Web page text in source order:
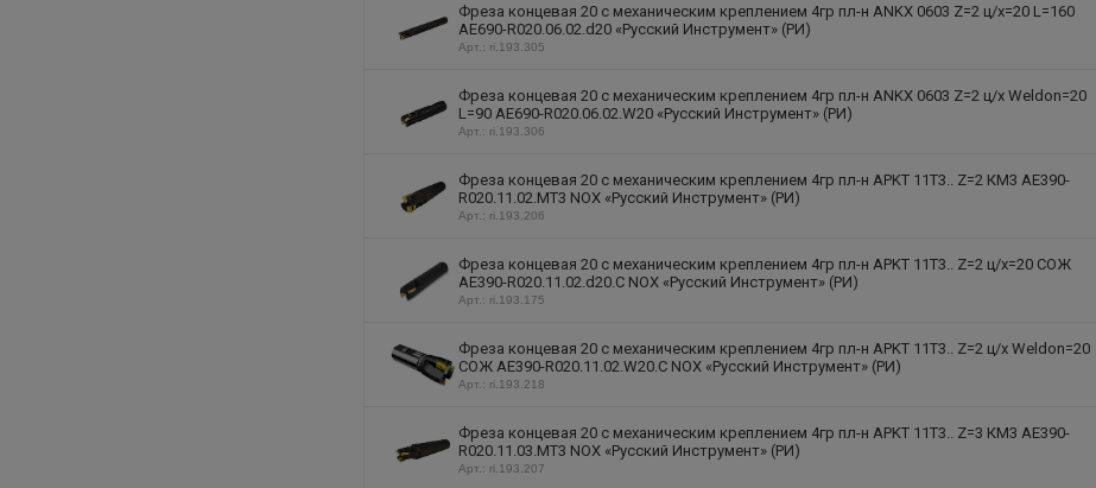
Фреза концевая 20 с механическим креплением 4гр пл-н ANKX 0603 Z=2 ц/х=20 L=160
AE690-R020.06.02.d20 «Русский Инструмент» (РИ)
Арт.: ri.193.305
Фреза концевая 20 с механическим креплением 4гр пл-н ANKX 0603 Z=2 ц/х Weldon=20
L=90 AE690-R020.06.02.W20 «Русский Инструмент» (РИ)
Арт.: ri.193.306
Фреза концевая 20 с механическим креплением 4гр пл-н APKT 11T3.. Z=2 КМ3 AE390-
R020.11.02.MT3 NOX «Русский Инструмент» (РИ)
Арт.: ri.193.206
Фреза концевая 20 с механическим креплением 4гр пл-н APKT 11T3.. Z=2 ц/х=20 СОЖ
AE390-R020.11.02.d20.C NOX «Русский Инструмент» (РИ)
Арт.: ri.193.175
Фреза концевая 20 с механическим креплением 4гр пл-н APKT 11T3.. Z=2 ц/х Weldon=20
СОЖ AE390-R020.11.02.W20.C NOX «Русский Инструмент» (РИ)
Арт.: ri.193.218
Фреза концевая 20 с механическим креплением 4гр пл-н APKT 11T3.. Z=3 КМ3 AE390-
R020.11.03.MT3 NOX «Русский Инструмент» (РИ)
Арт.: ri.193.207